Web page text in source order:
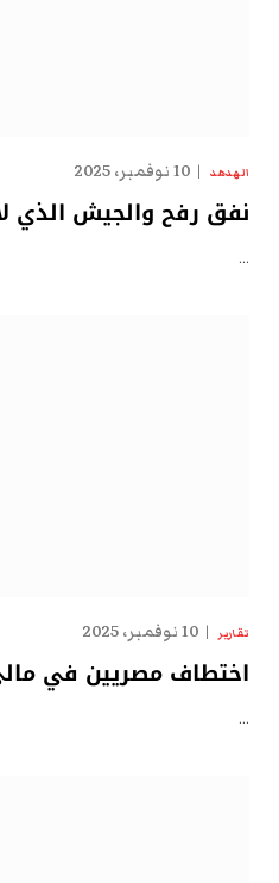
الهدهد 10 نوفمبر، 2025
نفق رفح والجيش الذي
…
تقارير 10 نوفمبر، 2025
اختطاف مصريين في
…